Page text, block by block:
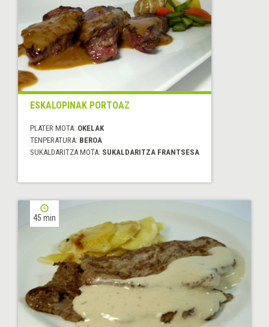
ESKALOPINAK PORTOAZ
PLATER MOTA: OKELAK
TENPERATURA: BEROA
SUKALDARITZA MOTA: SUKALDARITZA FRANTSESA
45 min